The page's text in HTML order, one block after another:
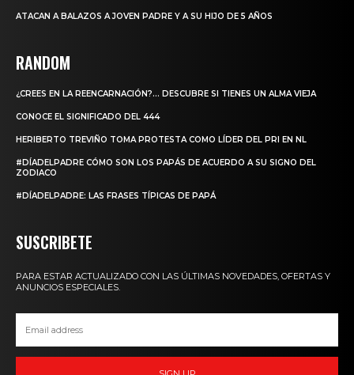
ATACAN A BALAZOS A JOVEN PADRE Y A SU HIJO DE 5 AÑOS
RANDOM
¿CREES EN LA REENCARNACIÓN?… DESCUBRE SI TIENES UN ALMA VIEJA
CONOCE EL SIGNIFICADO DEL 444
HERIBERTO TREVIÑO TOMA PROTESTA COMO LÍDER DEL PRI EN NL
#DÍADELPADRE CÓMO SON LOS PAPÁS DE ACUERDO A SU SIGNO DEL
ZODIACO
#DÍADELPADRE: LAS FRASES TÍPICAS DE PAPÁ
SUSCRIBETE
PARA ESTAR ACTUALIZADO CON LAS ÚLTIMAS NOVEDADES, OFERTAS Y
ANUNCIOS ESPECIALES.